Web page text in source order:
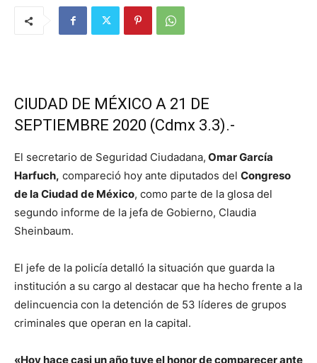
CIUDAD DE MÉXICO A 21 DE
SEPTIEMBRE 2020 (Cdmx 3.3).-
El secretario de Seguridad Ciudadana, Omar García
Harfuch, compareció hoy ante diputados del Congreso
de la Ciudad de México, como parte de la glosa del
segundo informe de la jefa de Gobierno, Claudia
Sheinbaum.
El jefe de la policía detalló la situación que guarda la
institución a su cargo al destacar que ha hecho frente a la
delincuencia con la detención de 53 líderes de grupos
criminales que operan en la capital.
«Hoy hace casi un año tuve el honor de comparecer ante